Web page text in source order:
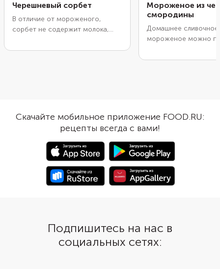
Черешневый сорбет
В отличие от мороженого,
сорбет не содержит молока,
скромному набору
уварите их с сахаром и
лимонным соком. Добавьте
миндальный экстракт, измельчите
массу в пюре, процедите и
взбейте в охлажденной посуде.
Дайте застыть в морозильнике и
подайте. Сорбет получится
насыщенным по цвету и
Мороженое из
смородины
Домашнее сливочное
мороженое можно
их с небольшим
приготовленная
распределена по дну
толстым слоем. У
должна быть плотная
чтобы посторонние
проникли в
Скачайте мобильное приложение FOOD.RU:
рецепты всегда с вами!
Подпишитесь на нас в
социальных сетях: